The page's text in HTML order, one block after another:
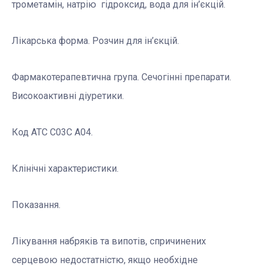
трометамін, натрію гідроксид, вода для ін’єкцій.
Лікарська форма. Розчин для ін’єкцій.
Фармакотерапевтична група. Сечогінні препарати.
Високоактивні діуретики.
Код АТС С03С А04.
Клінічні характеристики.
Показання.
Лікування набряків та випотів, спричинених
серцевою недостатністю, якщо необхідне